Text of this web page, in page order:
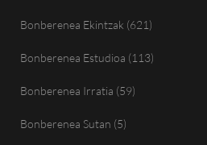
Bonberenea Ekintzak (621)
Bonberenea Estudioa (113)
Bonberenea Irratia (59)
Bonberenea Sutan (5)